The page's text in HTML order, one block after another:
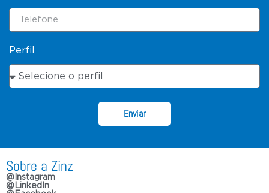
Perfil
Enviar
Sobre a Zinz
@Instagram
@LinkedIn